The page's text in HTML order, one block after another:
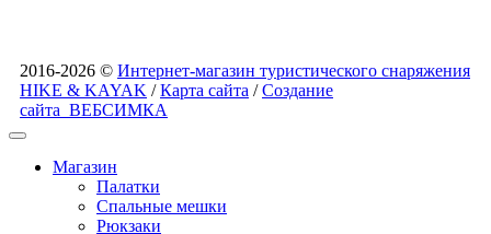
2016-2026 © Интернет-магазин туристического снаряжения
HIKE & KAYAK /Карта сайта /Создание
сайта ВЕБСИМКА
Магазин
Палатки
Спальные мешки
Рюкзаки